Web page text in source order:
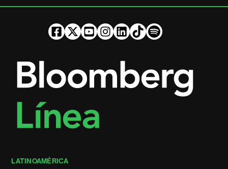
LATINOAMÉRICA